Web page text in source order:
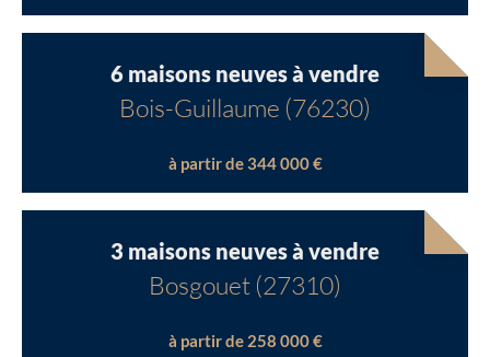
6 maisons neuves à vendre
Bois-Guillaume (76230)
à partir de 344 000 €
3 maisons neuves à vendre
Bosgouet (27310)
à partir de 258 000 €